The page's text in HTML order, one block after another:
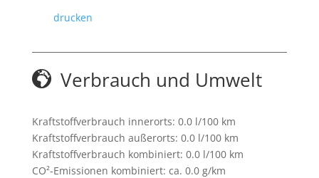
drucken
Verbrauch und Umwelt
Kraftstoffverbrauch innerorts: 0.0 l/100 km
Kraftstoffverbrauch außerorts: 0.0 l/100 km
Kraftstoffverbrauch kombiniert: 0.0 l/100 km
CO²-Emissionen kombiniert: ca. 0.0 g/km